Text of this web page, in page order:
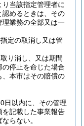
当該指定管理者に
認めるときは、その
業務の全部又は一
定の取消し又は管
り消し、又は期間
停止を命じた場合
、本市はその賠償の
日以内に、その管理
記載した事業報告
らない。